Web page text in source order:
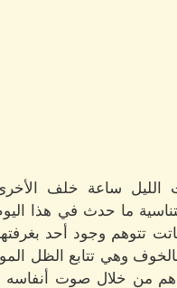
ساعة خلف
ما حدث في هذا
باتت تتوهم وجود أحد
وهي تتابع الظل
من خلال صوت أنفاسه